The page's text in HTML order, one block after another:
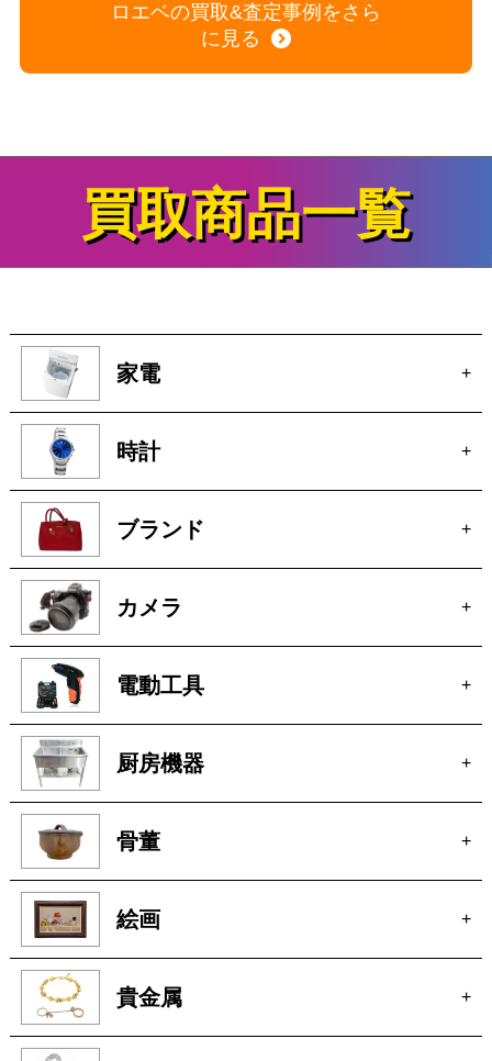
ロエベの買取&査定事例をさら
に見る
買取商品一覧
家電 +
時計 +
ブランド +
カメラ +
電動工具 +
厨房機器 +
骨董 +
絵画 +
貴金属 +